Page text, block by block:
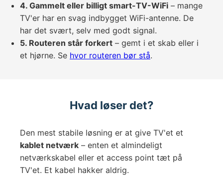
4. Gammelt eller billigt smart-TV-WiFi – mange
TV'er har en svag indbygget WiFi-antenne. De
har det svært, selv med godt signal.
5. Routeren står forkert – gemt i et skab eller i
et hjørne. Se hvor routeren bør stå.
Hvad løser det?
Den mest stabile løsning er at give TV'et et
kablet netværk – enten et almindeligt
netværkskabel eller et access point tæt på
TV'et. Et kabel hakker aldrig.